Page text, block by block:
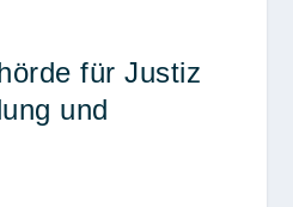
für Justiz
und